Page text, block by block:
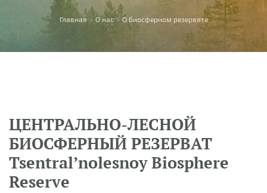
Вы здесь
Главная » О нас » О биосферном резервате
ЦЕНТРАЛЬНО-ЛЕСНОЙ
БИОСФЕРНЫЙ РЕЗЕРВАТ
Tsentral’nolesnoy Biosphere
Reserve